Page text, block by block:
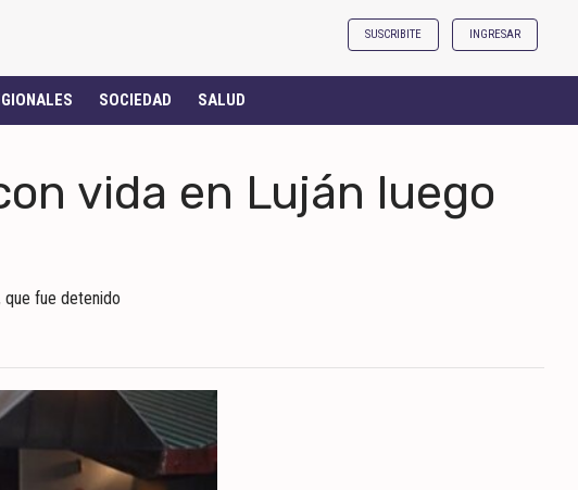
SUSCRIBITE INGRESAR
SOCIEDAD SALUD
vida en Luján luego
que fue detenido